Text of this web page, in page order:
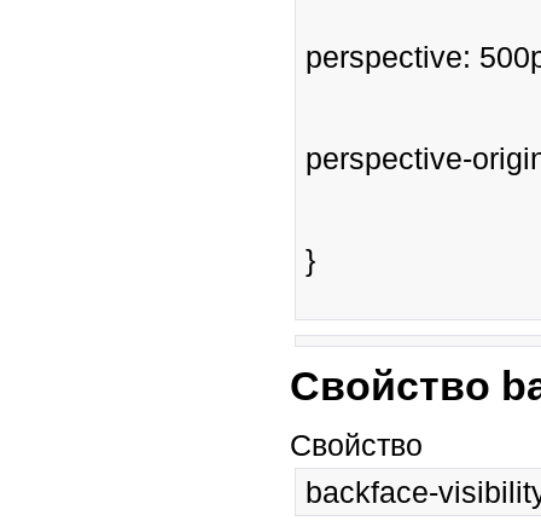
perspective:
perspective-
}
Свойство
Свойство
backface-